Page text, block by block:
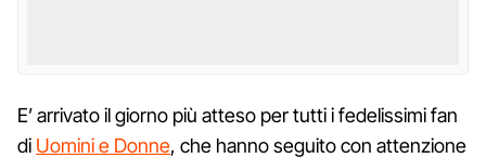
E’ arrivato il giorno più atteso per tutti i fedelissimi fan
di Uomini e Donne, che hanno seguito con attenzione